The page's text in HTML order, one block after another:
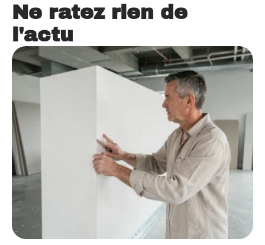
Ne ratez rien de
l'actu